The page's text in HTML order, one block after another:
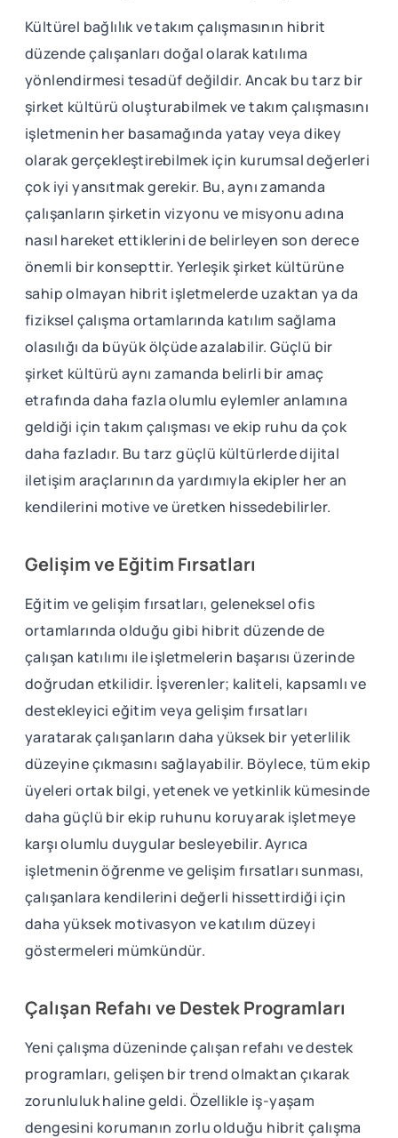
Kültürel bağlılık ve takım çalışmasının hibrit
düzende çalışanları doğal olarak katılıma
yönlendirmesi tesadüf değildir. Ancak bu tarz bir
şirket kültürü oluşturabilmek ve takım çalışmasını
işletmenin her basamağında yatay veya dikey
olarak gerçekleştirebilmek için kurumsal değerleri
çok iyi yansıtmak gerekir. Bu, aynı zamanda
çalışanların şirketin vizyonu ve misyonu adına
nasıl hareket ettiklerini de belirleyen son derece
önemli bir konsepttir. Yerleşik şirket kültürüne
sahip olmayan hibrit işletmelerde uzaktan ya da
fiziksel çalışma ortamlarında katılım sağlama
olasılığı da büyük ölçüde azalabilir. Güçlü bir
şirket kültürü aynı zamanda belirli bir amaç
etrafında daha fazla olumlu eylemler anlamına
geldiği için takım çalışması ve ekip ruhu da çok
daha fazladır. Bu tarz güçlü kültürlerde dijital
iletişim araçlarının da yardımıyla ekipler her an
kendilerini motive ve üretken hissedebilirler.
Gelişim ve Eğitim Fırsatları
Eğitim ve gelişim fırsatları, geleneksel ofis
ortamlarında olduğu gibi hibrit düzende de
çalışan katılımı ile işletmelerin başarısı üzerinde
doğrudan etkilidir. İşverenler; kaliteli, kapsamlı ve
destekleyici eğitim veya gelişim fırsatları
yaratarak çalışanların daha yüksek bir yeterlilik
düzeyine çıkmasını sağlayabilir. Böylece, tüm ekip
üyeleri ortak bilgi, yetenek ve yetkinlik kümesinde
daha güçlü bir ekip ruhunu koruyarak işletmeye
karşı olumlu duygular besleyebilir. Ayrıca
işletmenin öğrenme ve gelişim fırsatları sunması,
çalışanlara kendilerini değerli hissettirdiği için
daha yüksek motivasyon ve katılım düzeyi
göstermeleri mümkündür.
Çalışan Refahı ve Destek Programları
Yeni çalışma düzeninde çalışan refahı ve destek
programları, gelişen bir trend olmaktan çıkarak
zorunluluk haline geldi. Özellikle iş-yaşam
dengesini korumanın zorlu olduğu hibrit çalışma